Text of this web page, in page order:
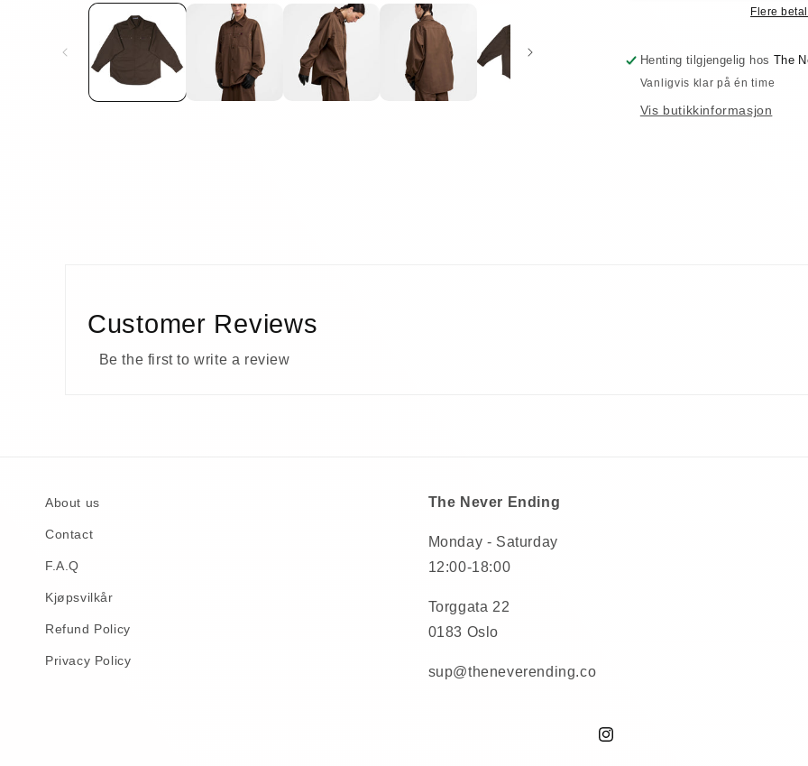
Flere
Henting tilgjengelig hos The
Vanligvis klar på én time
Vis butikkinformasjon
Customer Reviews
Be the first to write a review
About us
Contact
F.A.Q
Kjøpsvilkår
Refund Policy
Privacy Policy
The Never Ending
Monday - Saturday
12:00-18:00
Torggata 22
0183 Oslo
sup@theneverending.co
Instagram